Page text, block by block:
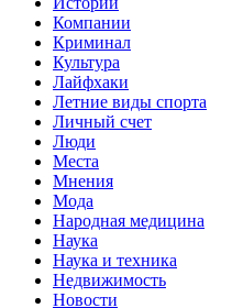
Компании
Криминал
Культура
Лайфхаки
Летние виды спорта
Личный счет
Люди
Места
Мнения
Мода
Народная медицина
Наука
Наука и техника
Недвижимость
Новости